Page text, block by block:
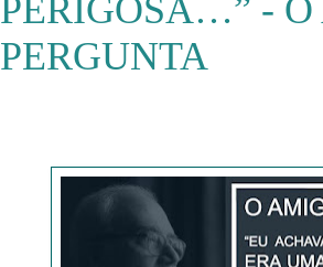
PERIGOSA…” -
PERGUNTA